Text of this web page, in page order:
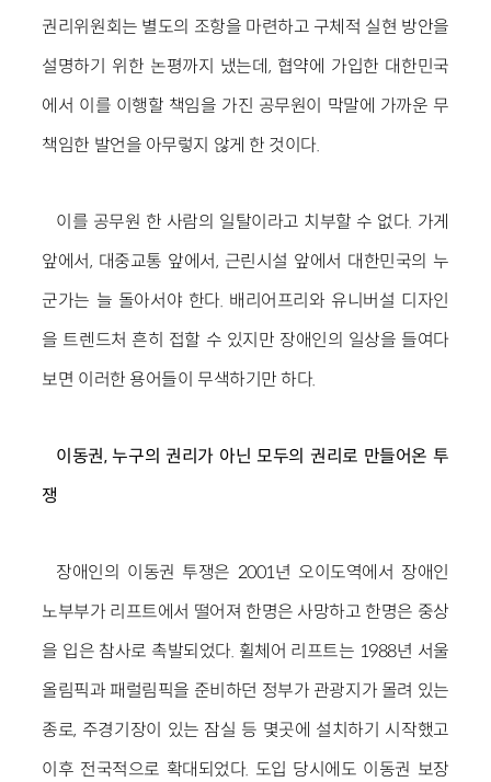
권리위원회는 별도의 조항을 마련하고 구체적 실현 방안을
설명하기 위한 논평까지 냈는데, 협약에 가입한 대한민국
에서 이를 이행할 책임을 가진 공무원이 막말에 가까운 무
책임한 발언을 아무렇지 않게 한 것이다.
이를 공무원 한 사람의 일탈이라고 치부할 수 없다. 가게
앞에서, 대중교통 앞에서, 근린시설 앞에서 대한민국의 누
군가는 늘 돌아서야 한다. 배리어프리와 유니버설 디자인
을 트렌드처 흔히 접할 수 있지만 장애인의 일상을 들여다
보면 이러한 용어들이 무색하기만 하다.
이동권, 누구의 권리가 아닌 모두의 권리로 만들어온 투
쟁
장애인의 이동권 투쟁은 2001년 오이도역에서 장애인
노부부가 리프트에서 떨어져 한명은 사망하고 한명은 중상
을 입은 참사로 촉발되었다. 휠체어 리프트는 1988년 서울
올림픽과 패럴림픽을 준비하던 정부가 관광지가 몰려 있는
종로, 주경기장이 있는 잠실 등 몇곳에 설치하기 시작했고
이후 전국적으로 확대되었다. 도입 당시에도 이동권 보장